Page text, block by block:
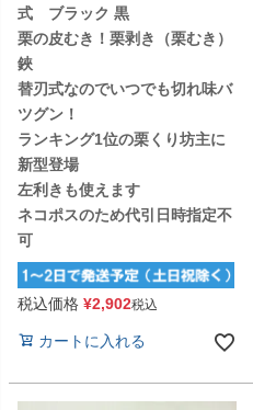
式 ブラック 黒
栗の皮むき！栗剥き（栗むき）
鋏
替刃式なのでいつでも切れ味バ
ツグン！
ランキング1位の栗くり坊主に
新型登場
左利きも使えます
ネコポスのため代引日時指定不
可
税込価格 ¥2,902税込
カートに入れる